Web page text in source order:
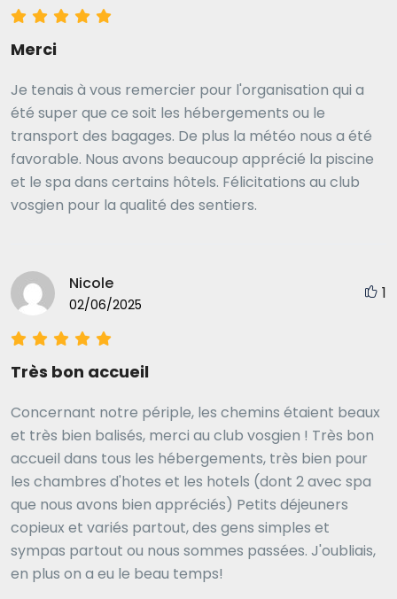
avons également été très satisfaits des hôtels – et de
la cuisine… ! Nous avons principalement mangé là où
furent des vacances merveilleuses : actives, culinaires
et culturelles !
Merci
Je tenais à vous remercier pour l'organisation qui a
été super que ce soit les hébergements ou le
transport des bagages. De plus la météo nous a été
favorable. Nous avons beaucoup apprécié la piscine
et le spa dans certains hôtels. Félicitations au club
vosgien pour la qualité des sentiers.
Nicole
02/06/2025
1
Très bon accueil
Concernant notre périple, les chemins étaient beaux
et très bien balisés, merci au club vosgien ! Très bon
accueil dans tous les hébergements, très bien pour
les chambres d'hotes et les hotels (dont 2 avec spa
que nous avons bien appréciés) Petits déjeuners
copieux et variés partout, des gens simples et
sympas partout ou nous sommes passées. J'oubliais,
en plus on a eu le beau temps!